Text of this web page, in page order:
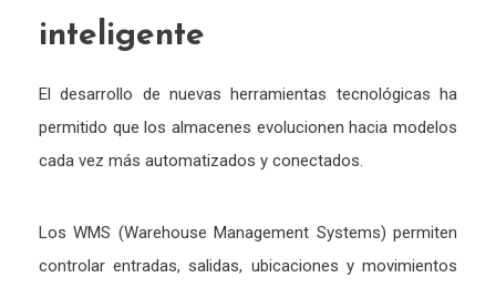
inteligente
El desarrollo de nuevas herramientas tecnológicas ha
permitido que los almacenes evolucionen hacia modelos
cada vez más automatizados y conectados.
Los WMS (Warehouse Management Systems) permiten
controlar entradas, salidas, ubicaciones y movimientos